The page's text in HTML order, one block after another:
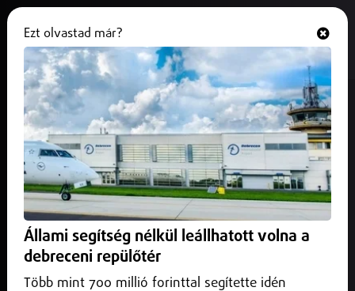
Ülésezett Nyíregyháza
képviselőtestülete
2026. június 25.Helyi
képviselők napirend előtt átadták a Nyíregyháza Kiváló
Egészségügyi Dolgozója Eisert Árpád díjat, melyet
Bessenyei Zoltán és dr. Zemanek Péter vehetett át
Ezt olvastad már?
Állami segítség nélkül leállhatott volna a
debreceni repülőtér
Több mint 700 millió forinttal segítette idén